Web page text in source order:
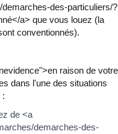
des-particuliers/?
a> que vous louez (la
conventionnés).
raison de votre
dans l'une des situations
:
de <a
demarches-des-